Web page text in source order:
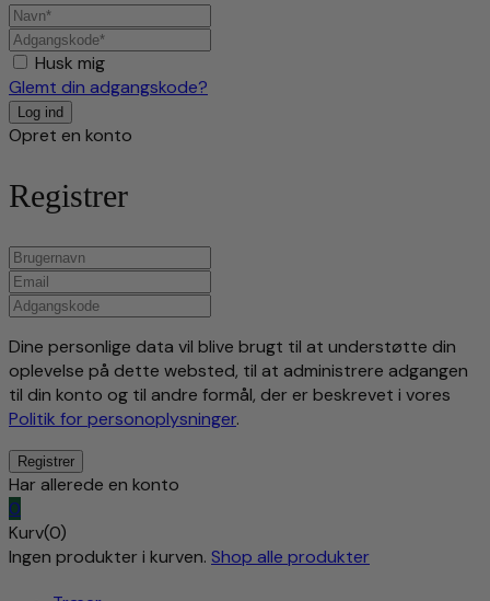
Husk mig
Glemt din adgangskode?
Opret en konto
Registrer
Dine personlige data vil blive brugt til at understøtte din
oplevelse på dette websted, til at administrere adgangen
til din konto og til andre formål, der er beskrevet i vores
Politik for personoplysninger.
Har allerede en konto
0
Kurv(0)
Ingen produkter i kurven. Shop alle produkter